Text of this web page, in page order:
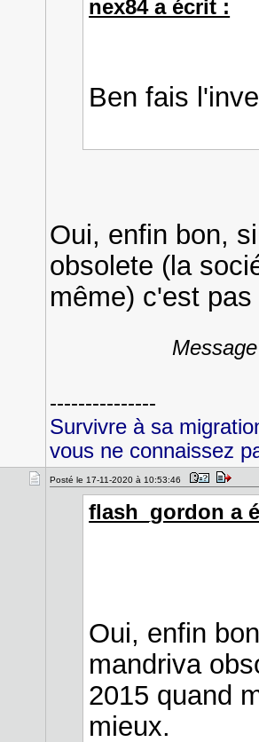
nex84 a écrit :
Ben fais
Oui, enfin bon,
obsolete (la
même) c'est
---------------
Survivre à sa
vous ne connaissez
Posté le 17-11-2020 à 10:53:46
flash_gordon a
Oui, enfin
mandriva
2015 quand
mieux.